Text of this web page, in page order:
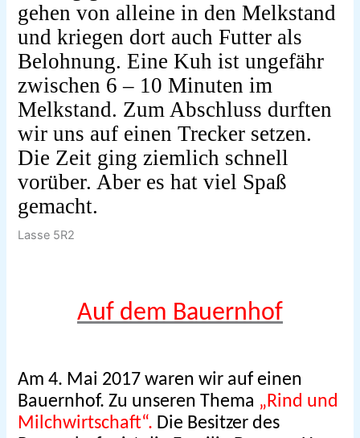
gehen von alleine in den Melkstand
und kriegen dort auch Futter als
Belohnung. Eine Kuh ist ungefähr
zwischen 6 – 10 Minuten im
Melkstand. Zum Abschluss durften
wir uns auf einen Trecker setzen.
Die Zeit ging ziemlich schnell
vorüber. Aber es hat viel Spaß
gemacht.
Lasse 5R2
Auf dem Bauernhof
Am 4. Mai 2017 waren wir auf einen
Bauernhof. Zu unseren Thema „Rind und
Milchwirtschaft“. Die Besitzer des